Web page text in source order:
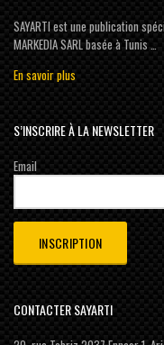
SAYARTI est une publication
MARKEDIA SARL basée à Tunis …
En savoir plus
S’INSCRIRE À LA NEWSLETTER
Email
CONTACTER SAYARTI